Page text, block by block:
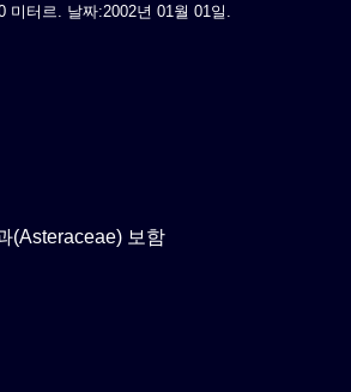
미터르. 날짜:2002년 01월 01일.
(Asteraceae) 보함